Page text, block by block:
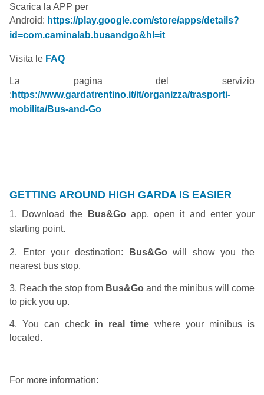
Scarica la APP per
Android: https://play.google.com/store/apps/details?
id=com.caminalab.busandgo&hl=it
Visita le FAQ
La pagina del servizio
: https://www.gardatrentino.it/it/organizza/trasporti-
mobilita/Bus-and-Go
GETTING AROUND HIGH GARDA IS EASIER
1. Download the Bus&Goapp, open it and enter your
starting point.
2. Enter your destination: Bus&Gowill show you the
nearest bus stop.
3. Reach the stop from Bus&Go and the minibus will come
to pick you up.
4. You can check in real time where your minibus is
located.
For more information: